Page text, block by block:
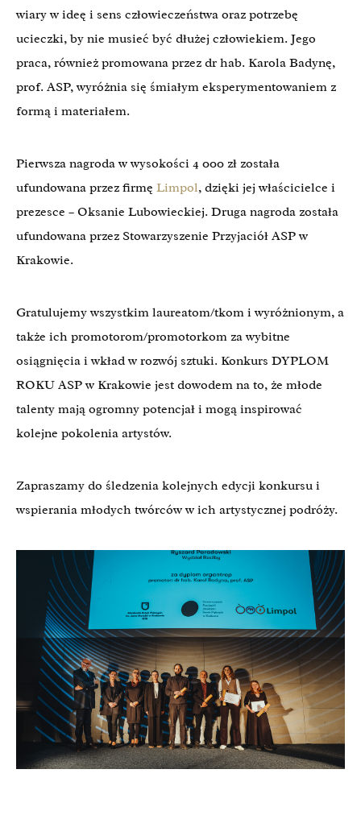
wiary w ideę i sens człowieczeństwa oraz potrzebę
ucieczki, by nie musieć być dłużej człowiekiem. Jego
praca, również promowana przez dr hab. Karola Badynę,
prof. ASP, wyróżnia się śmiałym eksperymentowaniem z
formą i materiałem.
Pierwsza nagroda w wysokości 4 000 zł została
ufundowana przez firmę Limpol, dzięki jej właścicielce i
prezesce – Oksanie Lubowieckiej. Druga nagroda została
ufundowana przez Stowarzyszenie Przyjaciół ASP w
Krakowie.
Gratulujemy wszystkim laureatom/tkom i wyróżnionym, a
także ich promotorom/promotorkom za wybitne
osiągnięcia i wkład w rozwój sztuki. Konkurs DYPLOM
ROKU ASP w Krakowie jest dowodem na to, że młode
talenty mają ogromny potencjał i mogą inspirować
kolejne pokolenia artystów.
Zapraszamy do śledzenia kolejnych edycji konkursu i
wspierania młodych twórców w ich artystycznej podróży.